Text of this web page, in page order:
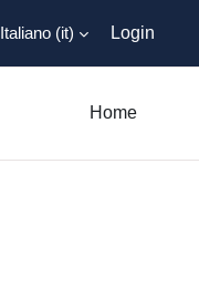
Italiano ‎(it)‎ Login
Home